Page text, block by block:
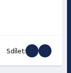
Sdílet: